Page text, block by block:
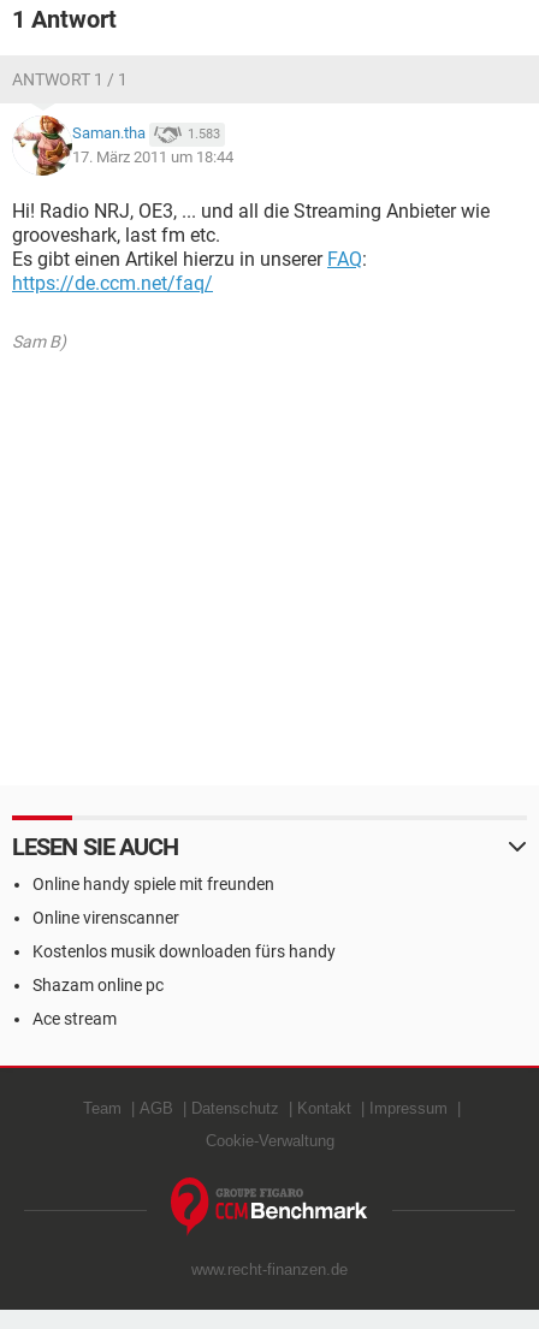
1 Antwort
ANTWORT 1 / 1
Saman.tha 1.583
17. März 2011 um 18:44
Hi! Radio NRJ, OE3, ... und all die Streaming Anbieter wie
grooveshark, last fm etc.
Es gibt einen Artikel hierzu in unserer FAQ:
https://de.ccm.net/faq/
Sam B)
LESEN SIE AUCH
Online handy spiele mit freunden
Online virenscanner
Kostenlos musik downloaden fürs handy
Shazam online pc
Ace stream
Team AGB Datenschutz Kontakt
Impressum
Cookie-Verwaltung
www.recht-finanzen.de